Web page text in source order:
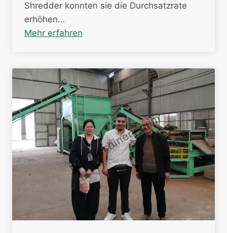
Shredder konnten sie die Durchsatzrate
erhöhen…
Mehr erfahren